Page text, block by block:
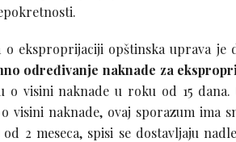
o eksproprijaciji opštinska uprava je
određivanje naknade za
o visini naknade u roku od 15
visini naknade, ovaj sporazum ima
2 meseca, spisi se dostavljaju